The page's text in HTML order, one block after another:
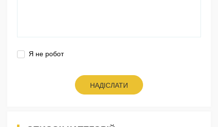
Я не робот
НАДІСЛАТИ